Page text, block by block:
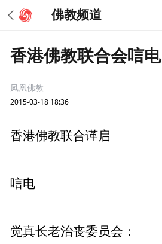
佛教频道
香港佛教联合会唁电
凤凰佛教
2015-03-18 18:36
香港佛教联合谨启
唁电
觉真长老治丧委员会：